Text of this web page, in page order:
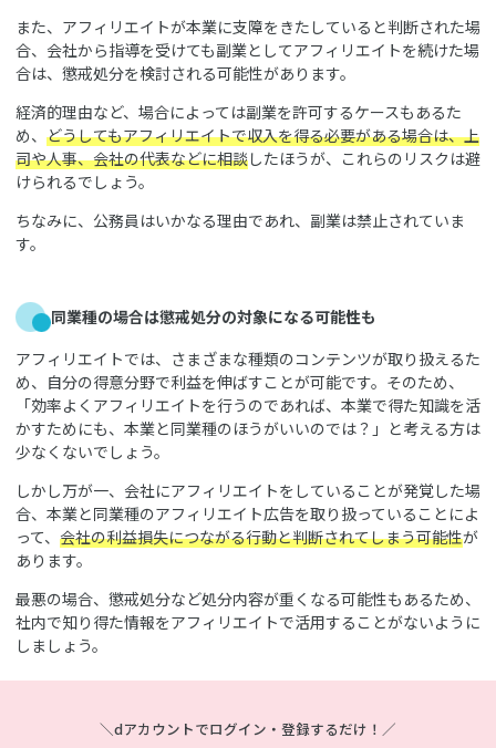
また、アフィリエイトが本業に支障をきたしていると判断された場
合、会社から指導を受けても副業としてアフィリエイトを続けた場
合は、懲戒処分を検討される可能性があります。
経済的理由など、場合によっては副業を許可するケースもあるた
め、 どうしてもアフィリエイトで収入を得る必要がある場合は、上
司や人事、会社の代表などに相談したほうが、これらのリスクは避
けられるでしょう。
ちなみに、公務員はいかなる理由であれ、副業は禁止されていま
す。
同業種の場合は懲戒処分の対象になる可能性も
アフィリエイトでは、さまざまな種類のコンテンツが取り扱えるた
め、自分の得意分野で利益を伸ばすことが可能です。そのため、
「効率よくアフィリエイトを行うのであれば、本業で得た知識を活
かすためにも、本業と同業種のほうがいいのでは？」と考える方は
少なくないでしょう。
しかし万が一、会社にアフィリエイトをしていることが発覚した場
合、本業と同業種のアフィリエイト広告を取り扱っていることによ
って、 会社の利益損失につながる行動と判断されてしまう可能性が
あります。
最悪の場合、懲戒処分など処分内容が重くなる可能性もあるため、
社内で知り得た情報をアフィリエイトで活用することがないように
しましょう。
＼dアカウントでログイン・登録するだけ！／